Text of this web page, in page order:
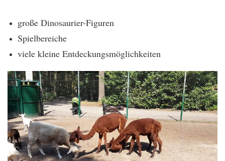
große Dinosaurier-Figuren
Spielbereiche
viele kleine Entdeckungsmöglichkeiten